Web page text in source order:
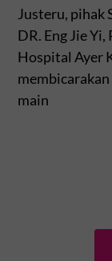
Justeru, pihak
DR. Eng Jie
Hospital Ayer
main